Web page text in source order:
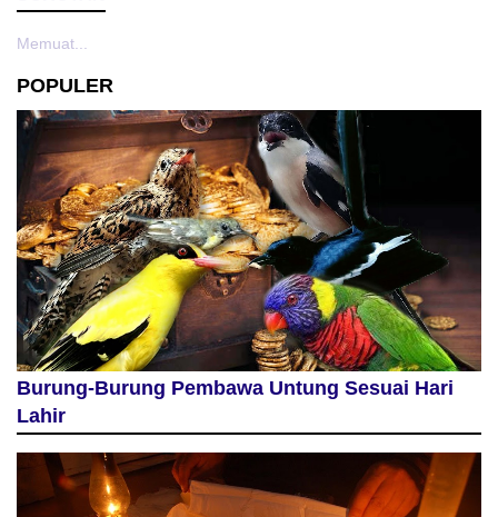
Memuat...
POPULER
Burung-Burung Pembawa Untung Sesuai Hari
Lahir